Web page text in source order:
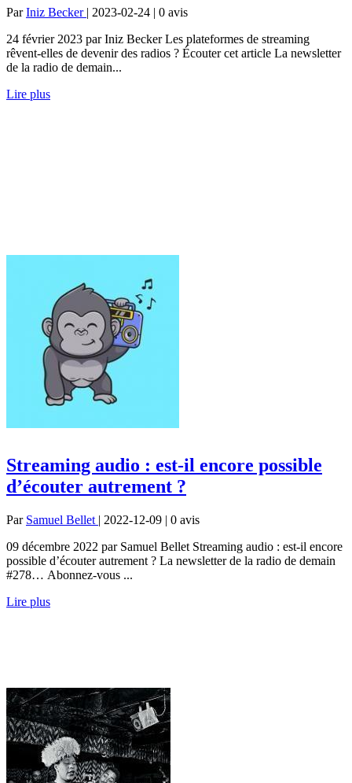
ParIniz Becker | 2023-02-24 | 0 avis
24 février 2023 par Iniz Becker Les plateformes de streaming
rêvent-elles de devenir des radios ? Écouter cet article La newsletter
de la radio de demain...
Lire plus
Streaming audio : est-il encore possible
d’écouter autrement ?
Par Samuel Bellet | 2022-12-09 | 0 avis
09 décembre 2022 par Samuel Bellet Streaming audio : est-il encore
possible d’écouter autrement ? La newsletter de la radio de demain
#278… Abonnez-vous ...
Lire plus